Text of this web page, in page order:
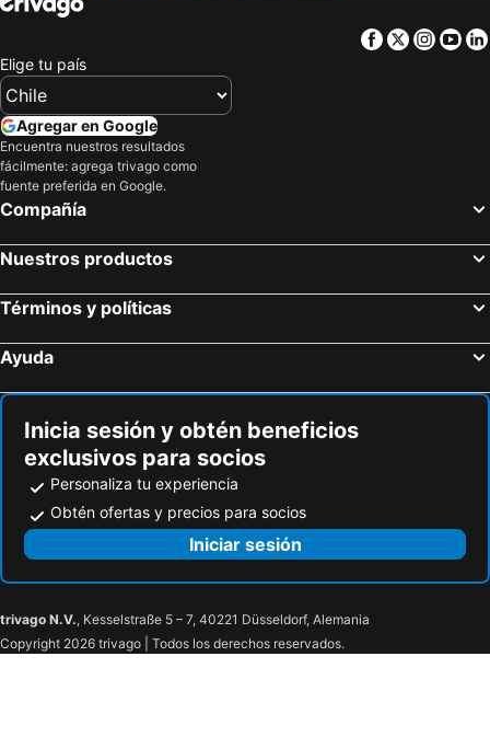
Facebook
Twitter
Elige tu país
Agregar en Google
Encuentra nuestros resultados
fácilmente: agrega trivago como
fuente preferida en Google.
Compañía
Nuestros productos
Términos y políticas
Ayuda
Inicia sesión y obtén beneficios
exclusivos para socios
Personaliza tu experiencia
Obtén ofertas y precios para socios
Iniciar sesión
trivago N.V., Kesselstraße 5 – 7, 40221 Düsseldorf, Alemania
Copyright 2026 trivago | Todos los derechos reservados.